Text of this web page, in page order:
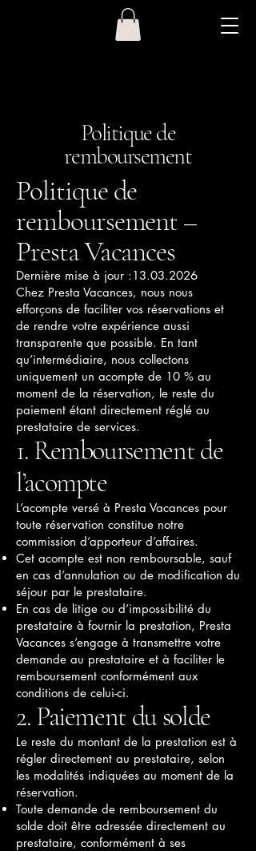
Politique de
remboursement
Politique de
remboursement –
Presta Vacances
Dernière mise à jour : 13.03.2026
Chez Presta Vacances, nous nous
efforçons de faciliter vos réservations et
de rendre votre expérience aussi
transparente que possible. En tant
qu’intermédiaire, nous collectons
uniquement un acompte de 10 % au
moment de la réservation, le reste du
paiement étant directement réglé au
prestataire de services.
1. Remboursement de
l’acompte
L’acompte versé à Presta Vacances pour
toute réservation constitue notre
commission d’apporteur d’affaires.
Cet acompte est non remboursable, sauf
en cas d’annulation ou de modification du
séjour par le prestataire.
En cas de litige ou d’impossibilité du
prestataire à fournir la prestation, Presta
Vacances s’engage à transmettre votre
demande au prestataire et à faciliter le
remboursement conformément aux
conditions de celui-ci.
2. Paiement du solde
Le reste du montant de la prestation est à
régler directement au prestataire, selon
les modalités indiquées au moment de la
réservation.
Toute demande de remboursement du
solde doit être adressée directement au
prestataire, conformément à ses